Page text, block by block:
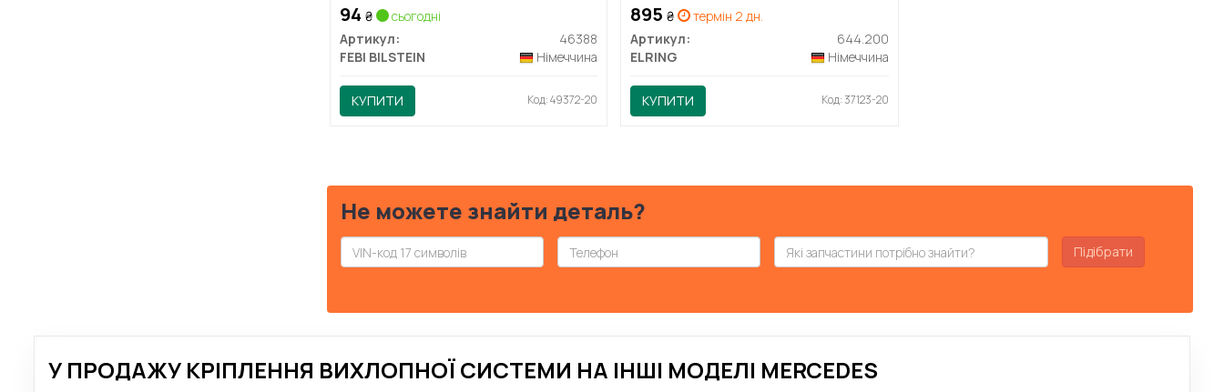
94 ₴
сьогодні
Артикул:
46388
FEBI BILSTEIN
Німеччина
КУПИТИ Код: 49372-20
895₴
термін 2 дн.
Артикул:
644.200
ELRING
Німеччина
КУПИТИ Код: 37123-20
Не можете знайти деталь?
Підібрати
У ПРОДАЖУ КРІПЛЕННЯ ВИХЛОПНОЇ СИСТЕМИ НА ІНШІ МОДЕЛІ MERCEDES